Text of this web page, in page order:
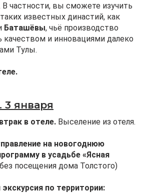
В частности, вы сможете изучить
известных династий, как
Баташёвы, чьё производство
качеством и инновациями далеко
Тулы.
3 января
в отеле. Выселение из отеля.
на новогоднюю
в усадьбе «Ясная
посещения дома Толстого)
по территории: